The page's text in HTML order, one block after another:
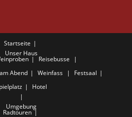
Startseite
Unser Haus
Reisebusse
Abend Weinfass
Festsaal
Hotel
Umgebung
Radtouren